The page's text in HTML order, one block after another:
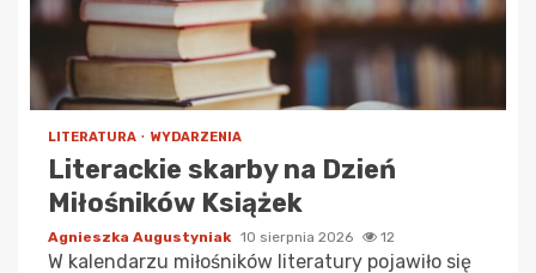
LITERATURA WYDARZENIA
Literackie skarby na Dzień
Miłośników Książek
Agnieszka Augustyniak 10 sierpnia 2026 12
W kalendarzu miłośników literatury pojawiło się